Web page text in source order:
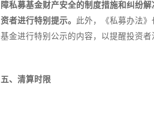
障私募基金财产安全的制度措施和纠纷解
资者进行特别提示。 此外，《私募办法
基金进行特别公示的内容，以提醒投资
五、清算时限